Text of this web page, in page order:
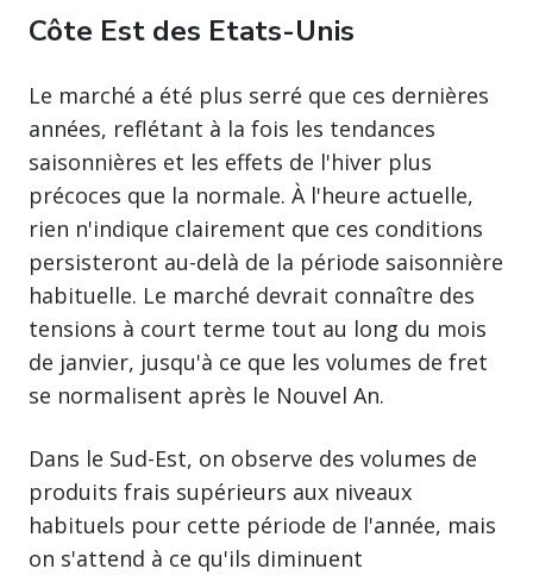
Côte Est des Etats-Unis
Le marché a été plus serré que ces dernières
années, reflétant à la fois les tendances
saisonnières et les effets de l'hiver plus
précoces que la normale. À l'heure actuelle,
rien n'indique clairement que ces conditions
persisteront au-delà de la période saisonnière
habituelle. Le marché devrait connaître des
tensions à court terme tout au long du mois
de janvier, jusqu'à ce que les volumes de fret
se normalisent après le Nouvel An.
Dans le Sud-Est, on observe des volumes de
produits frais supérieurs aux niveaux
habituels pour cette période de l'année, mais
on s'attend à ce qu'ils diminuent